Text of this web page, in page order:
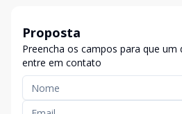
Proposta
Preencha os campos para que um
entre em contato